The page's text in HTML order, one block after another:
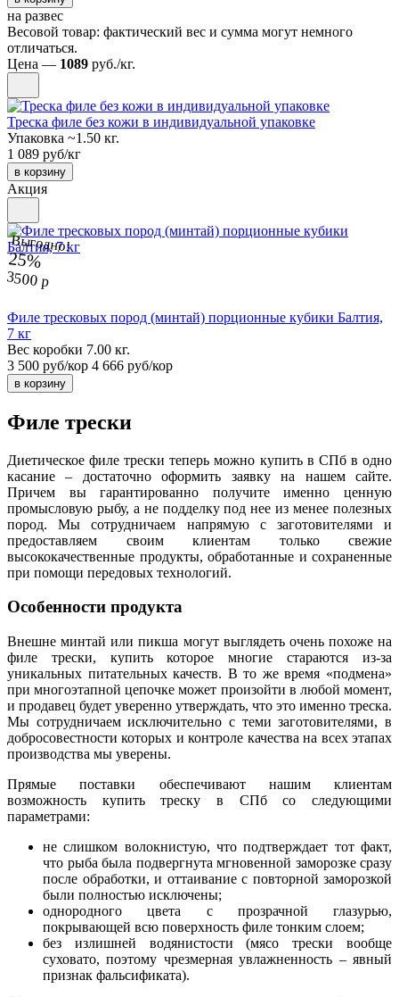
на развес
Весовой товар: фактический вес и сумма могут немного
отличаться.
Цена — 1089 руб./кг.
Треска филе без кожи в индивидуальной упаковке
Упаковка ~1.50 кг.
1 089 руб/кг
в корзину
Акция
Выгодно!
25%
3500 р
Филе тресковых пород (минтай) порционные кубики Балтия,
7 кг
Вес коробки 7.00 кг.
3 500 руб/кор 4 666 руб/кор
в корзину
Филе трески
Диетическое филе трески теперь можно купить в СПб в одно
касание – достаточно оформить заявку на нашем сайте.
Причем вы гарантированно получите именно ценную
промысловую рыбу, а не подделку под нее из менее полезных
пород. Мы сотрудничаем напрямую с заготовителями и
предоставляем своим клиентам только свежие
высококачественные продукты, обработанные и сохраненные
при помощи передовых технологий.
Особенности продукта
Внешне минтай или пикша могут выглядеть очень похоже на
филе трески, купить которое многие стараются из-за
уникальных питательных качеств. В то же время «подмена»
при многоэтапной цепочке может произойти в любой момент,
и продавец будет уверенно утверждать, что это именно треска.
Мы сотрудничаем исключительно с теми заготовителями, в
добросовестности которых и контроле качества на всех этапах
производства мы уверены.
Прямые поставки обеспечивают нашим клиентам
возможность купить треску в СПб со следующими
параметрами:
не слишком волокнистую, что подтверждает тот факт,
что рыба была подвергнута мгновенной заморозке сразу
после обработки, и оттаивание с повторной заморозкой
были полностью исключены;
однородного цвета с прозрачной глазурью,
покрывающей всю поверхность филе тонким слоем;
без излишней водянистости (мясо трески вообще
суховато, поэтому чрезмерная увлажненность – явный
признак фальсификата).